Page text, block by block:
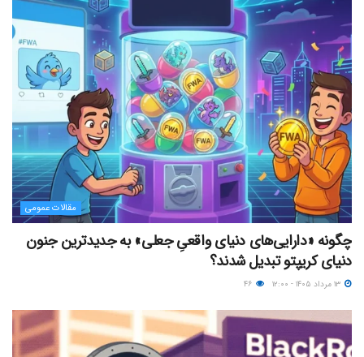
مقالات عمومی
چگونه «دارایی‌های دنیای واقعیِ جعلی» به جدیدترین جنون
دنیای کریپتو تبدیل شدند؟